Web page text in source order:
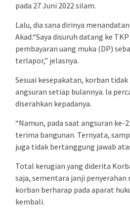
pada 27 Juni 2022 silam.
Lalu, dia sana dirinya
Akad.“Saya disuruh datang ke
pembayaran uang muka (DP)
terlapor,” jelasnya.
Sesuai kesepakatan, korban
angsuran setiap bulannya. Ia
diserahkan kepadanya.
“Namun, pada saat angsuran ke-
terima bangunan. Ternyata,
juga tidak bertanggung jawab
Total kerugian yang diderita
saja, sementara janji
korban berharap pada aparat
kembali.